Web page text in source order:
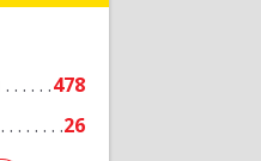
478
26